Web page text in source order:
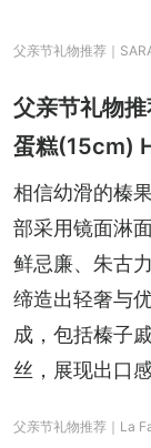
父亲节礼物推荐｜
父亲节礼物
蛋糕(15cm)
相信幼滑的榛
部采用镜面淋
鲜忌廉、朱古
缔造出轻奢与
成，包括榛子
丝，展现出口
父亲节礼物推荐｜La